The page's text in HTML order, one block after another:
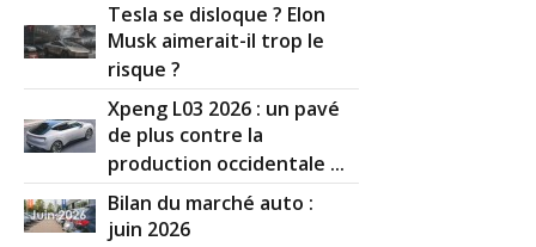
Tesla se disloque ? Elon
Musk aimerait-il trop le
risque ?
Xpeng L03 2026 : un pavé
de plus contre la
production occidentale ...
Bilan du marché auto :
juin 2026